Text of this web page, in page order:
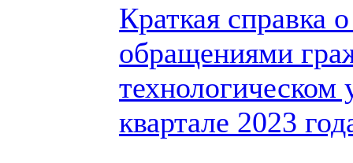
Краткая справка
обращениями
технологическом
квартале 2023